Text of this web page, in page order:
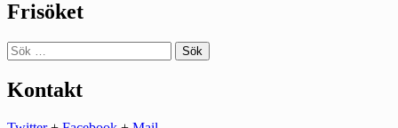
Frisöket
Sök
efter:
Kontakt